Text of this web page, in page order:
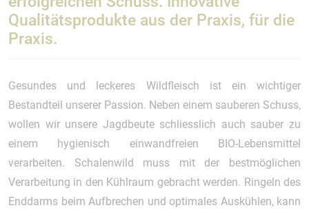
Qualitätsprodukte aus der Praxis, für die
Praxis.
Gesundes und leckeres Wildfleisch ist ein wichtiger
Bestandteil unserer Passion. Neben einem sauberen Schuss,
wollen wir unsere Jagdbeute schliesslich auch sauber zu
einem hygienisch einwandfreien BIO-Lebensmittel
verarbeiten. Schalenwild muss mit der bestmöglichen
Verarbeitung in den Kühlraum gebracht werden. Ringeln des
Enddarms beim Aufbrechen und optimales Auskühlen, kann